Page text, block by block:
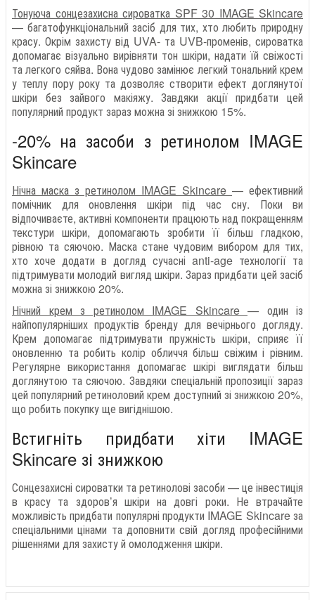
Тонуюча сонцезахисна сироватка SPF 30 IMAGE Skincare
— багатофункціональний засіб для тих, хто любить природну
красу. Окрім захисту від UVA- та UVB-променів, сироватка
допомагає візуально вирівняти тон шкіри, надати їй свіжості
та легкого сяйва. Вона чудово замінює легкий тональний крем
у теплу пору року та дозволяє створити ефект доглянутої
шкіри без зайвого макіяжу. Завдяки акції придбати цей
популярний продукт зараз можна зі знижкою 15%.
-20% на засоби з ретинолом IMAGE
Skincare
Нічна маска з ретинолом IMAGE Skincare — ефективний
помічник для оновлення шкіри під час сну. Поки ви
відпочиваєте, активні компоненти працюють над покращенням
текстури шкіри, допомагають зробити її більш гладкою,
рівною та сяючою. Маска стане чудовим вибором для тих,
хто хоче додати в догляд сучасні anti-age технології та
підтримувати молодий вигляд шкіри. Зараз придбати цей засіб
можна зі знижкою 20%.
Нічний крем з ретинолом IMAGE Skincare — один із
найпопулярніших продуктів бренду для вечірнього догляду.
Крем допомагає підтримувати пружність шкіри, сприяє її
оновленню та робить колір обличчя більш свіжим і рівним.
Регулярне використання допомагає шкірі виглядати більш
доглянутою та сяючою. Завдяки спеціальній пропозиції зараз
цей популярний ретиноловий крем доступний зі знижкою 20%,
що робить покупку ще вигіднішою.
Встигніть придбати хіти IMAGE
Skincare зі знижкою
Сонцезахисні сироватки та ретинолові засоби — це інвестиція
в красу та здоров’я шкіри на довгі роки. Не втрачайте
можливість придбати популярні продукти IMAGE Skincare за
спеціальними цінами та доповнити свій догляд професійними
рішеннями для захисту й омолодження шкіри.